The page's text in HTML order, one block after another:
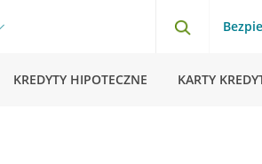
KREDYTY HIPOTECZNE KARTY